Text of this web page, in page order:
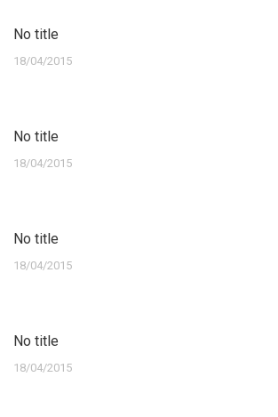
No title
18/04/2015
No title
18/04/2015
No title
18/04/2015
No title
18/04/2015